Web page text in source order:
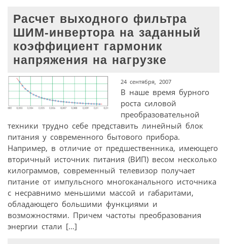
Расчет выходного фильтра
ШИМ-инвертора на заданный
коэффициент гармоник
напряжения на нагрузке
24 сентября, 2007
В наше время бурного
роста силовой
преобразовательной
техники трудно себе представить линейный блок
питания у современного бытового прибора.
Например, в отличие от предшественника, имеющего
вторичный источник питания (ВИП) весом несколько
килограммов, современный телевизор получает
питание от импульсного многоканального источника
с несравнимо меньшими массой и габаритами,
обладающего большими функциями и
возможностями. Причем частоты преобразования
энергии стали […]